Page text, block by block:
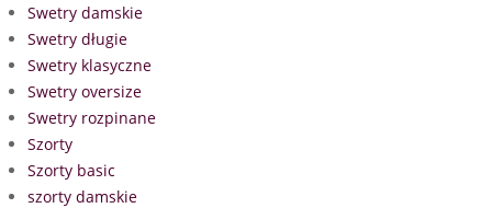
Swetry damskie
Swetry długie
Swetry klasyczne
Swetry oversize
Swetry rozpinane
Szorty
Szorty basic
szorty damskie